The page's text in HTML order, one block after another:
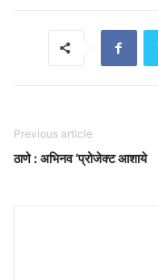
Previous article
ठाणे : अभिनव ‘प्रोजेक्ट आशाये